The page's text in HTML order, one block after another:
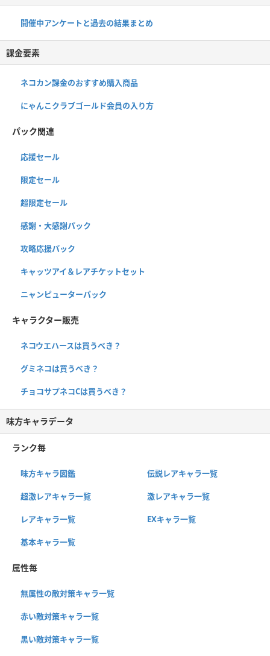
開催中アンケートと過去の結果まとめ
課金要素
ネコカン課金のおすすめ購入商品
にゃんこクラブゴールド会員の入り方
パック関連
応援セール
限定セール
超限定セール
感謝・大感謝パック
攻略応援パック
キャッツアイ＆レアチケットセット
ニャンピューターパック
キャラクター販売
ネコウエハースは買うべき？
グミネコは買うべき？
チョコサプネコCは買うべき？
味方キャラデータ
ランク毎
味方キャラ図鑑 伝説レアキャラ一覧
超激レアキャラ一覧 激レアキャラ一覧
レアキャラ一覧 EXキャラ一覧
基本キャラ一覧
属性毎
無属性の敵対策キャラ一覧
赤い敵対策キャラ一覧
黒い敵対策キャラ一覧